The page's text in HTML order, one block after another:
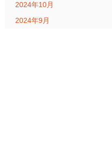
2024年10月
2024年9月